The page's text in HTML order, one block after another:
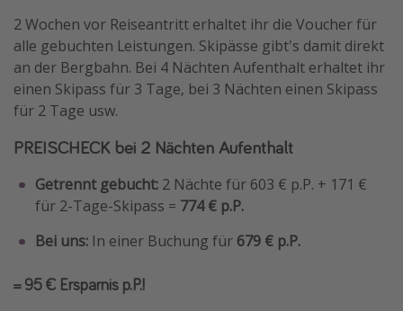
2 Wochen vor Reiseantritt erhaltet ihr die Voucher für
alle gebuchten Leistungen. Skipässe gibt's damit direkt
an der Bergbahn. Bei 4 Nächten Aufenthalt erhaltet ihr
einen Skipass für 3 Tage, bei 3 Nächten einen Skipass
für 2 Tage usw.
PREISCHECK bei 2 Nächten Aufenthalt
Getrennt gebucht: 2 Nächte für 603 € p.P. + 171 €
für 2-Tage-Skipass = 774 € p.P.
Bei uns: In einer Buchung für 679 € p.P.
= 95 € Ersparnis p.P.!